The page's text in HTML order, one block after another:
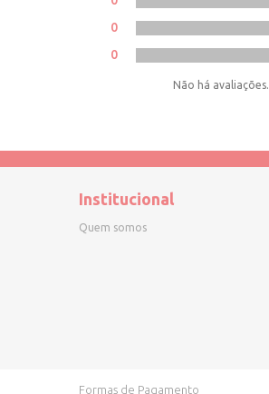
0
0
Não há avaliações.
Institucional
Quem somos
Formas de Pagamento